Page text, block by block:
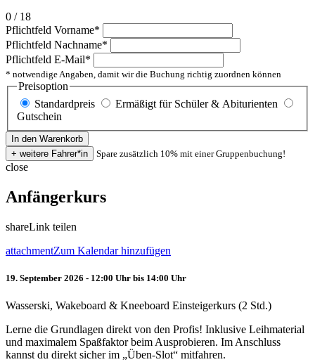
0 / 18
Pflichtfeld Vorname*
Pflichtfeld Nachname*
Pflichtfeld E-Mail*
* notwendige Angaben, damit wir die Buchung richtig zuordnen können
Preisoption
Standardpreis
Ermäßigt für Schüler & Abiturienten
Gutschein
Spare zusätzlich 10% mit einer Gruppenbuchung!
close
Anfängerkurs
shareLink teilen
attachmentZum Kalendar hinzufügen
19. September 2026 - 12:00 Uhr bis 14:00 Uhr
Wasserski, Wakeboard & Kneeboard Einsteigerkurs (2 Std.)
Lerne die Grundlagen direkt von den Profis! Inklusive Leihmaterial
und maximalem Spaßfaktor beim Ausprobieren. Im Anschluss
kannst du direkt sicher im „Üben-Slot“ mitfahren.